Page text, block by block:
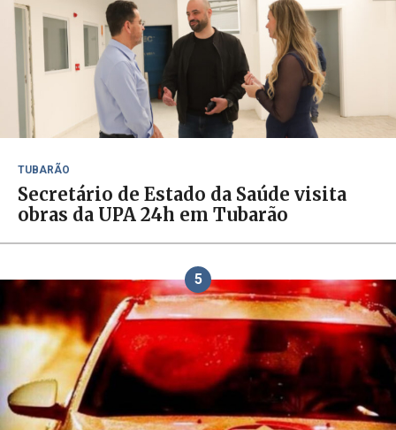
TUBARÃO
Secretário de Estado da Saúde visita
obras da UPA 24h em Tubarão
5